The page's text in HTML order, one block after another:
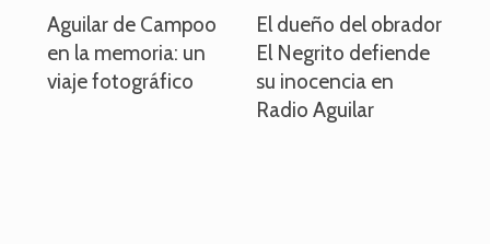
Aguilar de Campoo
en la memoria: un
viaje fotográfico
El dueño del obrador
El Negrito defiende
su inocencia en
Radio Aguilar